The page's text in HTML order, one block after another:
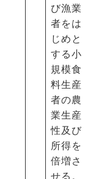
び漁業
者をは
じめと
する小
規模食
料生産
者の農
業生産
性及び
所得を
倍増さ
せる。